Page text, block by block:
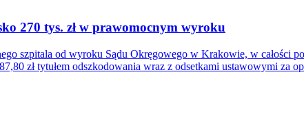
270 tys. zł w prawomocnym wyroku
szpitala od wyroku Sądu Okręgowego w Krakowie, w całości
zł tytułem odszkodowania wraz z odsetkami ustawowymi za